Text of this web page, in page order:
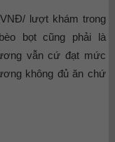
lượt khám trong
bọt cũng phải là
vẫn cứ đạt mức
không đủ ăn chứ